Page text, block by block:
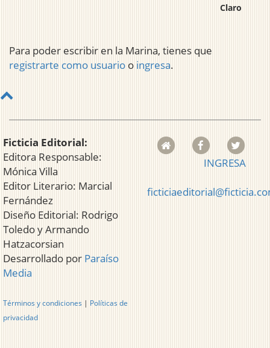
Claro
Para poder escribir en la Marina, tienes que
registrarte como usuario o ingresa.
Ficticia Editorial:
Editora Responsable:
Mónica Villa
Editor Literario: Marcial
Fernández
Diseño Editorial: Rodrigo
Toledo y Armando
Hatzacorsian
Desarrollado por Paraíso
Media
Términos y condiciones | Políticas de
privacidad
INGRESA